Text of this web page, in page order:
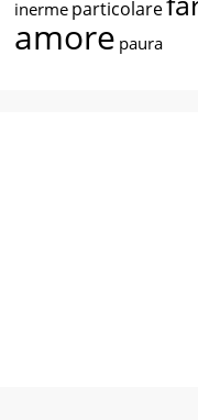
inerme particolare
amore paura